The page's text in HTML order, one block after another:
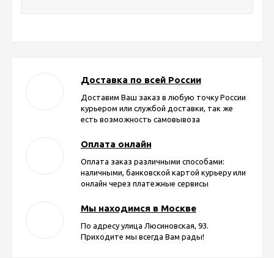
Доставка по всей России
Доставим Ваш заказ в любую точку России
курьером или службой доставки, так же
есть возможность самовывоза
Оплата онлайн
Оплата заказ различными способами:
наличными, банковской картой курьеру или
онлайн через платежные сервисы
Мы находимся в Москве
По адресу улица Люсиновская, 93.
Приходите мы всегда Вам рады!